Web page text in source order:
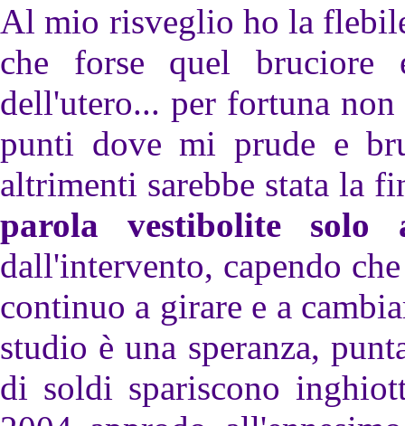
Al mio risveglio ho la
che forse quel
dell'utero... per fortuna
punti dove mi prude e
altrimenti sarebbe stata la
parola vestibolite solo
dall'intervento, capendo
continuo a girare e a
studio è una speranza,
di soldi spariscono